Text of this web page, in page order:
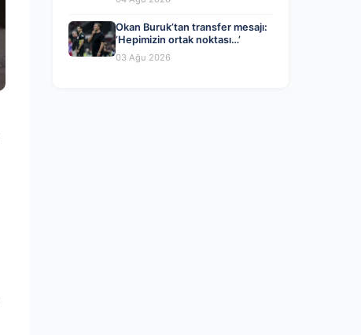
Okan Buruk’tan transfer mesajı:
‘Hepimizin ortak noktası…’
03 Ağu 2026